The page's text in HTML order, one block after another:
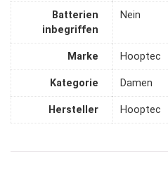
Batterien
inbegriffen
‎Nein
Marke ‎Hooptec
Kategorie ‎Damen
Hersteller ‎Hooptec